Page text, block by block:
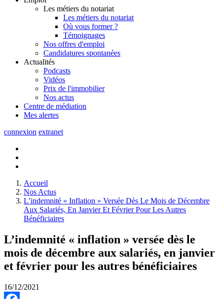
Les métiers du notariat
Les métiers du notariat
Où vous former ?
Témoignages
Nos offres d'emploi
Candidatures spontanées
Actualités
Podcasts
Vidéos
Prix de l'immobilier
Nos actus
Centre de médiation
Mes alertes
connexion extranet
Accueil
Nos Actus
L’indemnité « Inflation » Versée Dès Le Mois de Décembre
Aux Salariés, En Janvier Et Février Pour Les Autres
Bénéficiaires
L’indemnité « inflation » versée dès le
mois de décembre aux salariés, en janvier
et février pour les autres bénéficiaires
16/12/2021